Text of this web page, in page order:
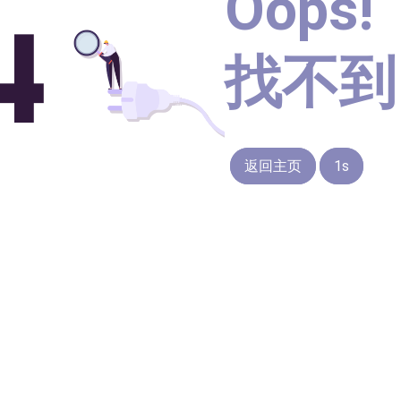
找不
返回主页 1s